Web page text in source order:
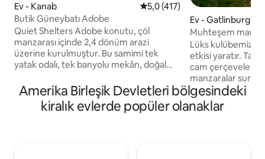
Ev - Kanab 5 üzerinden ortalama 5,0
5,0 (417)
Butik Güneybatı Adobe
Quiet Shelters Adobe konutu, çöl
manzarası içinde 2,4 dönüm arazi
üzerine kurulmuştur. Bu samimi tek
yatak odalı, tek banyolu mekân, doğal
kullanılarak özenle yapılmıştır.
Konaklama, daha yavaş bir ritim ve daha
derin bir varlık davet ederek seyahat
Ev - Gatlinburg
Muhteşem
özel!
Lüks kulübemiz
etkisi yaratır.
cam
manzaralar
düzey konfor için
kapasiteye
havuz, dinlendirici
Amerika Birleşik Devletleri bölgesindeki
kiralık evlerde popüler olanaklar